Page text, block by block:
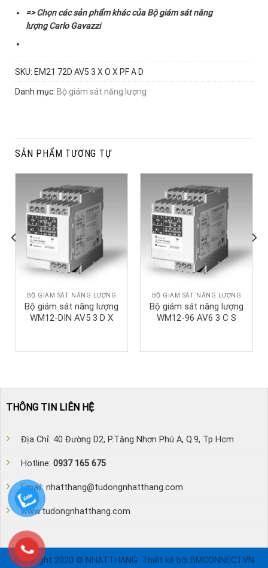
=> Chọn các sản phẩm khác củaBộ giám sát năng
lượng Carlo Gavazzi
SKU: EM21 72D AV5 3 X O X PF A D
Danh mục: Bộ giám sát năng lượng
SẢN PHẨM TƯƠNG TỰ
BỘ GIÁM SÁT NĂNG LƯỢNG
Bộ giám sát năng lượng
WM12-DIN AV5 3 D X
BỘ GIÁM SÁT NĂNG LƯỢNG
Bộ giám sát năng lượng
WM12-96 AV6 3 C S
THÔNG TIN LIÊN HỆ
Địa Chỉ: 40 Đường D2, P.Tăng Nhơn Phú A, Q.9, Tp Hcm
Hotline: 0937 165 675
Email: nhatthang@tudongnhatthang.com
www.tudongnhatthang.com
Copyright 2020 © NHATTHANG. Thiết kế bởi BMCONNECT.VN